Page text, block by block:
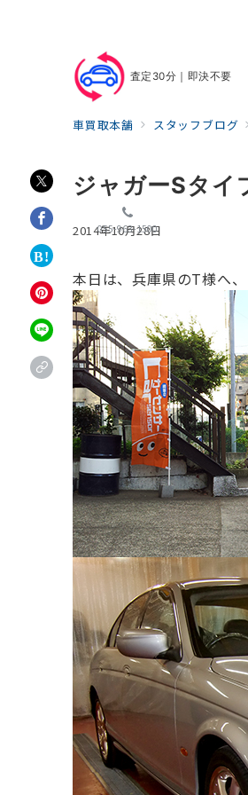
査定30分｜即決不要
055-963-1500
車買取本舗 スタッフブログ
ジャガーSタ
2014年10月28日
本日は、兵庫県のT様へ